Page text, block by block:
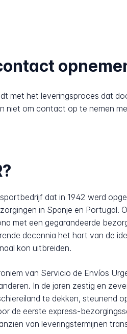
met het leveringsproces dat
niet om contact op te nemen
dat in 1942 werd
in Spanje en
met een gegarandeerde
decennia het hart van de
kon uitbreiden.
van Servicio de Envíos
In de jaren zestig en
te dekken, steunend
de eerste express-
van leveringstermijnen